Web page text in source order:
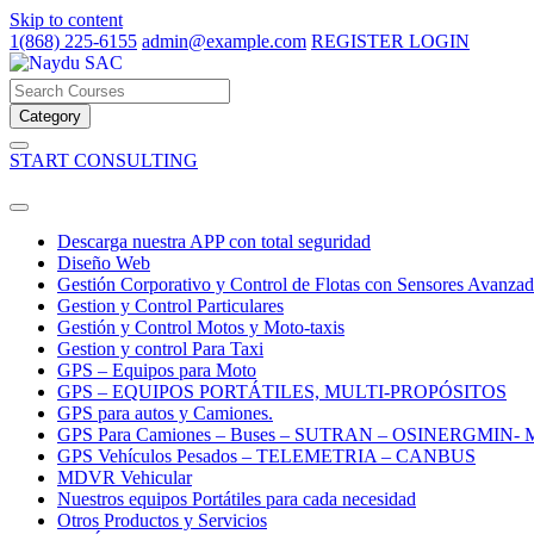
Skip to content
1(868) 225-6155 admin@example.com REGISTER LOGIN
Category
START CONSULTING
Descarga nuestra APP con total seguridad
Diseño Web
Gestión Corporativo y Control de Flotas con Sensores
Gestion y Control Particulares
Gestión y Control Motos y Moto-taxis
Gestion y control Para Taxi
GPS – Equipos para Moto
GPS – EQUIPOS PORTÁTILES, MULTI-PROPÓSITOS
GPS para autos y Camiones.
GPS Para Camiones – Buses – SUTRAN – OSINERGMIN-
GPS Vehículos Pesados – TELEMETRIA – CANBUS
MDVR Vehicular
Nuestros equipos Portátiles para cada necesidad
Otros Productos y Servicios